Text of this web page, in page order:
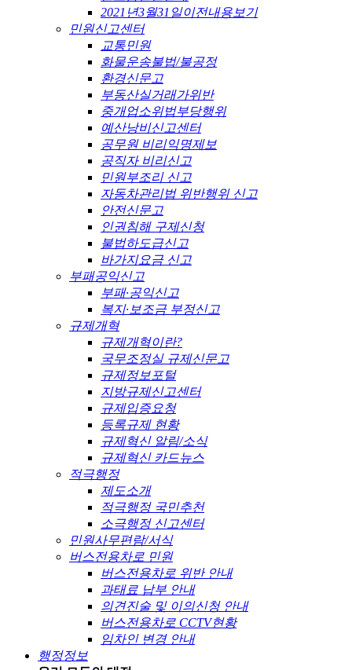
2021년3월31일이전내용보기
민원신고센터
교통민원
화물운송불법/불공정
환경신문고
부동산실거래가위반
중개업소위법부당행위
예산낭비신고센터
공무원 비리익명제보
공직자 비리신고
민원부조리 신고
자동차관리법 위반행위 신고
안전신문고
인권침해 구제신청
불법하도급신고
바가지요금 신고
부패공익신고
부패·공익신고
복지·보조금 부정신고
규제개혁
규제개혁이란?
국무조정실 규제신문고
규제정보포털
지방규제신고센터
규제입증요청
등록규제 현황
규제혁신 알림/소식
규제혁신 카드뉴스
적극행정
제도소개
적극행정 국민추천
소극행정 신고센터
민원사무편람/서식
버스전용차로 민원
버스전용차로 위반 안내
과태료 납부 안내
의견진술 및 이의신청 안내
버스전용차로 CCTV현황
임차인 변경 안내
행정정보